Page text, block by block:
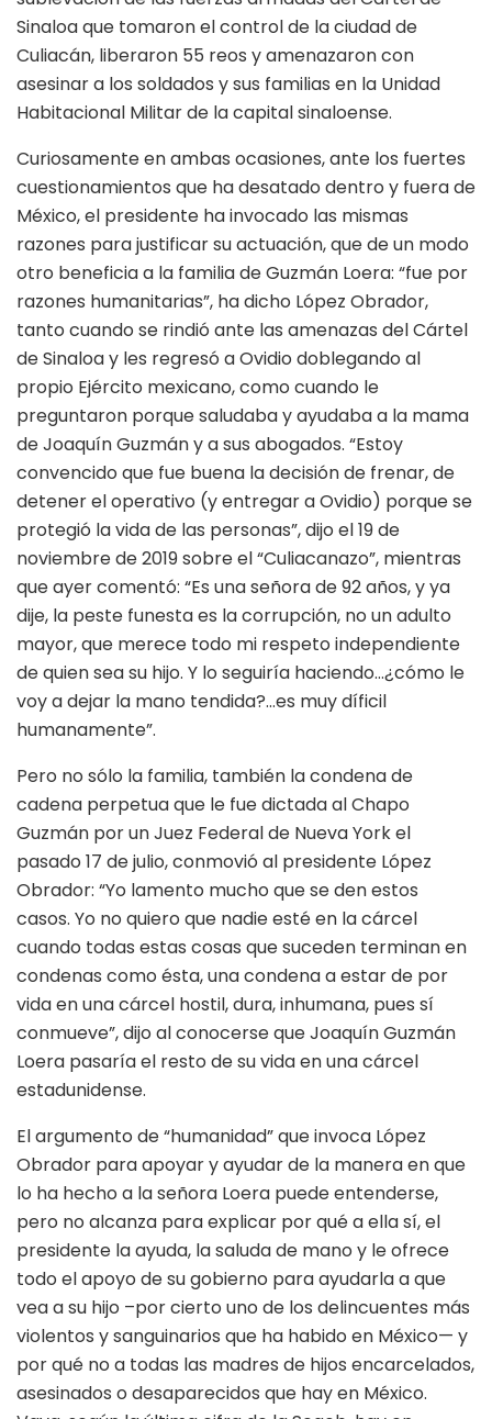
Sinaloa que tomaron el control de la ciudad de
Culiacán, liberaron 55 reos y amenazaron con
asesinar a los soldados y sus familias en la Unidad
Habitacional Militar de la capital sinaloense.
Curiosamente en ambas ocasiones, ante los fuertes
cuestionamientos que ha desatado dentro y fuera de
México, el presidente ha invocado las mismas
razones para justificar su actuación, que de un modo
otro beneficia a la familia de Guzmán Loera: “fue por
razones humanitarias”, ha dicho López Obrador,
tanto cuando se rindió ante las amenazas del Cártel
de Sinaloa y les regresó a Ovidio doblegando al
propio Ejército mexicano, como cuando le
preguntaron porque saludaba y ayudaba a la mama
de Joaquín Guzmán y a sus abogados. “Estoy
convencido que fue buena la decisión de frenar, de
detener el operativo (y entregar a Ovidio) porque se
protegió la vida de las personas”, dijo el 19 de
noviembre de 2019 sobre el “Culiacanazo”, mientras
que ayer comentó: “Es una señora de 92 años, y ya
dije, la peste funesta es la corrupción, no un adulto
mayor, que merece todo mi respeto independiente
de quien sea su hijo. Y lo seguiría haciendo…¿cómo le
voy a dejar la mano tendida?…es muy díficil
humanamente”.
Pero no sólo la familia, también la condena de
cadena perpetua que le fue dictada al Chapo
Guzmán por un Juez Federal de Nueva York el
pasado 17 de julio, conmovió al presidente López
Obrador: “Yo lamento mucho que se den estos
casos. Yo no quiero que nadie esté en la cárcel
cuando todas estas cosas que suceden terminan en
condenas como ésta, una condena a estar de por
vida en una cárcel hostil, dura, inhumana, pues sí
conmueve”, dijo al conocerse que Joaquín Guzmán
Loera pasaría el resto de su vida en una cárcel
estadunidense.
El argumento de “humanidad” que invoca López
Obrador para apoyar y ayudar de la manera en que
lo ha hecho a la señora Loera puede entenderse,
pero no alcanza para explicar por qué a ella sí, el
presidente la ayuda, la saluda de mano y le ofrece
todo el apoyo de su gobierno para ayudarla a que
vea a su hijo –por cierto uno de los delincuentes más
violentos y sanguinarios que ha habido en México— y
por qué no a todas las madres de hijos encarcelados,
asesinados o desaparecidos que hay en México.